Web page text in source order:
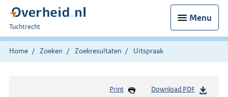
Menu
U
bent
hier:
Tuchtrecht
Home Zoeken Zoekresultaten Uitspraak
Print Download PDF